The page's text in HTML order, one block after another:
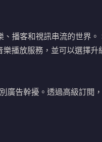
播客和視訊串流的世界
樂播放服務，並可以選擇
告幹擾。透過高級訂閱